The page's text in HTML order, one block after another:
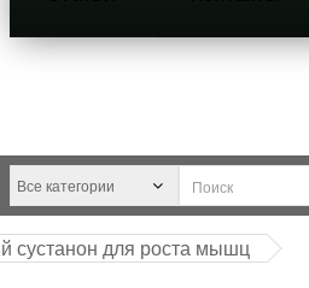
сустанон для роста мышц